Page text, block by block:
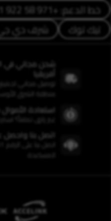
خط الدعم: +971 58 922 5851
تيك توك
شرف دي
شحن مجاني في
أفريقيا
توصيل مجاني لجميع
منطقة الشرق
استعادة الأموال خلال
غير راضٍ تماماً؟ استرد
اتصل بنا واحصل
للمساعدة